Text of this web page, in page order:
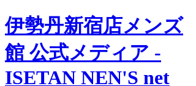
伊勢丹新宿店メンズ
館 公式メディア -
ISETAN NEN'S net